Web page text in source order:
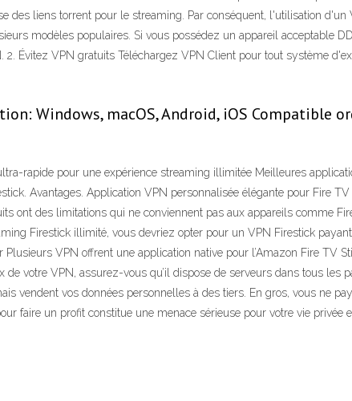
des liens torrent pour le streaming. Par conséquent, l'utilisation
modèles populaires. Si vous possédez un appareil acceptable
2. Évitez VPN gratuits Téléchargez VPN Client pour tout système
Windows, macOS, Android, iOS Compatible
rapide pour une expérience streaming illimitée Meilleures
Avantages. Application VPN personnalisée élégante pour Fire
ont des limitations qui ne conviennent pas aux appareils comme
Firestick illimité, vous devriez opter pour un VPN Firestick
VPN offrent une application native pour l’Amazon Fire TV
votre VPN, assurez-vous qu’il dispose de serveurs dans tous les
vendent vos données personnelles à des tiers. En gros, vous ne
faire un profit constitue une menace sérieuse pour votre vie privée